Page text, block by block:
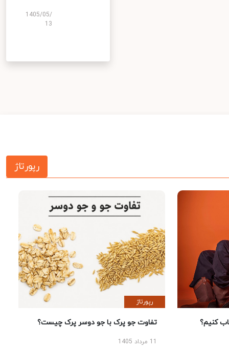
1405/05/
13
رپورتاژ
کنیم؟
رپورتاژ
تفاوت جو پرک با جو دوسر پرک چیست؟